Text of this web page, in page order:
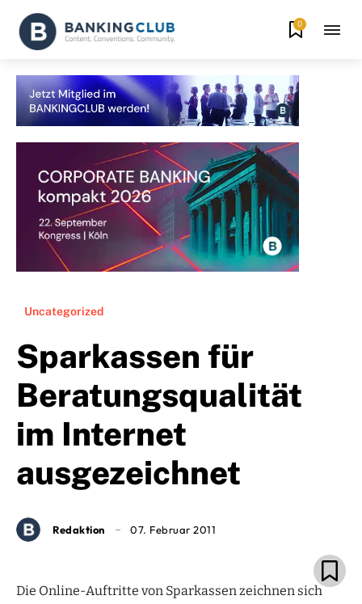
0
Uncategorized
Sparkassen für
Beratungsqualität
im Internet
ausgezeichnet
Redaktion 07. Februar 2011
Die Online-Auftritte von Sparkassen zeichnen sich